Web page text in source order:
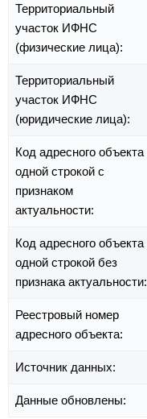
Территориальный
участок ИФНС
(физические лица):
Территориальный
участок ИФНС
(юридические лица):
Код адресного объекта
одной строкой с
признаком
актуальности:
Код адресного объекта
одной строкой без
признака актуальности:
Реестровый номер
адресного объекта:
Источник данных:
Данные обновлены: